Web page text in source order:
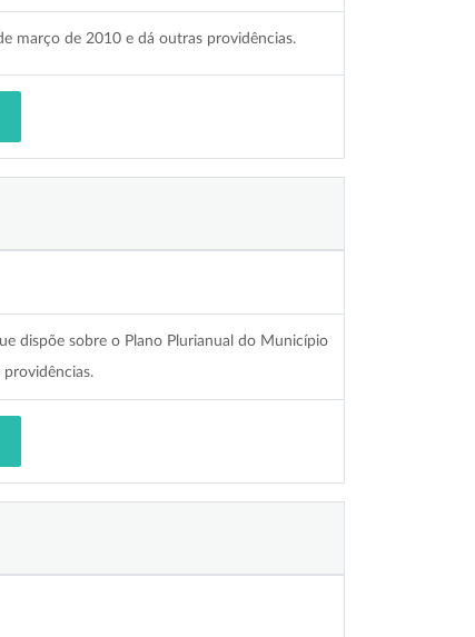
março de 2010 e dá outras providências.
dispõe sobre o Plano Plurianual do Município